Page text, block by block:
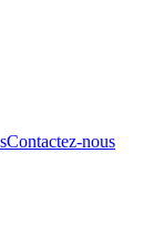
Contactez-nous